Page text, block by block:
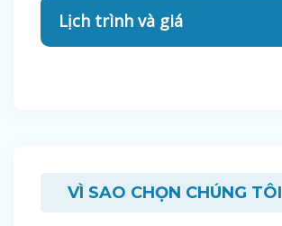
Lịch trình và giá
VÌ SAO CHỌN CHÚNG TÔI